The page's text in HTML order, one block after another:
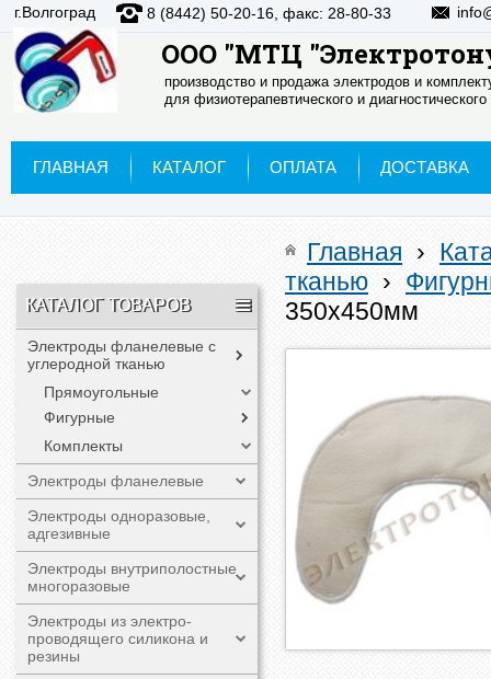
ООО "МТЦ
производство и продажа электродов и
для физиотерапевтического и
г.Волгоград 8 (8442) 50-20-16, факс: 28-80-33
ГЛАВНАЯ КАТАЛОГ ОПЛАТА ДОСТАВКА
КАТАЛОГ ТОВАРОВ
Электроды фланелевые с
углеродной тканью
Прямоугольные
Фигурные
Комплекты
Электроды фланелевые
Электроды одноразовые,
адгезивные
Электроды внутриполостные
многоразовые
Электроды из электро-
проводящего силикона и
резины
Главная ›
тканью ›
350х450мм